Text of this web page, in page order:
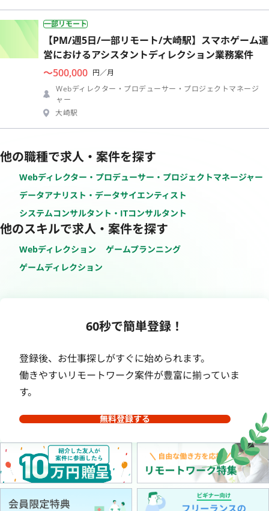
一部リモート
【PM/週5日/一部リモート/大崎駅】スマホゲーム運
営におけるアシスタントディレクション業務案件
〜500,000 円／月
Webディレクター・プロデューサー・プロジェクトマネージ
ャー
大崎駅
他の職種で求人・案件を探す
Webディレクター・プロデューサー・プロジェクトマネージャー
データアナリスト・データサイエンティスト
システムコンサルタント・ITコンサルタント
他のスキルで求人・案件を探す
Webディレクション
ゲームプランニング
ゲームディレクション
60秒で簡単登録！
登録後、お仕事探しがすぐに始められます。
働きやすいリモートワーク案件が豊富に揃っていま
す。
無料登録する